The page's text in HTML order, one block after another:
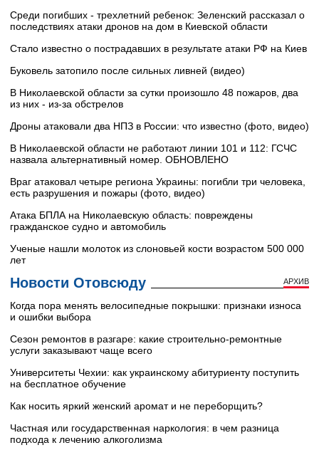
Среди погибших - трехлетний ребенок: Зеленский рассказал о
последствиях атаки дронов на дом в Киевской области
Стало известно о пострадавших в результате атаки РФ на Киев
Буковель затопило после сильных ливней (видео)
В Николаевской области за сутки произошло 48 пожаров, два
из них - из-за обстрелов
Дроны атаковали два НПЗ в России: что известно (фото, видео)
В Николаевской области не работают линии 101 и 112: ГСЧС
назвала альтернативный номер. ОБНОВЛЕНО
Враг атаковал четыре региона Украины: погибли три человека,
есть разрушения и пожары (фото, видео)
Атака БПЛА на Николаевскую область: повреждены
гражданское судно и автомобиль
Ученые нашли молоток из слоновьей кости возрастом 500 000
лет
Новости Отовсюду АРХИВ
Когда пора менять велосипедные покрышки: признаки износа
и ошибки выбора
Сезон ремонтов в разгаре: какие строительно-ремонтные
услуги заказывают чаще всего
Университеты Чехии: как украинскому абитуриенту поступить
на бесплатное обучение
Как носить яркий женский аромат и не переборщить?
Частная или государственная наркология: в чем разница
подхода к лечению алкоголизма